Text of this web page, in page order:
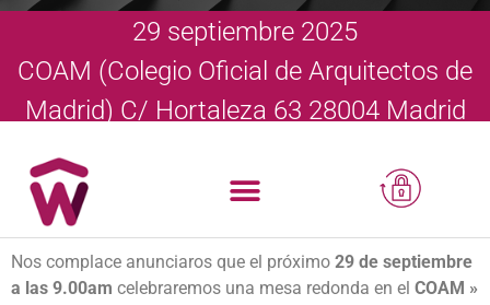
29 septiembre 2025
COAM (Colegio Oficial de Arquitectos de
Madrid) C/ Hortaleza 63 28004 Madrid
Nos complace anunciaros que el próximo 29 de septiembre
a las 9.00am celebraremos una mesa redonda en el COAM »